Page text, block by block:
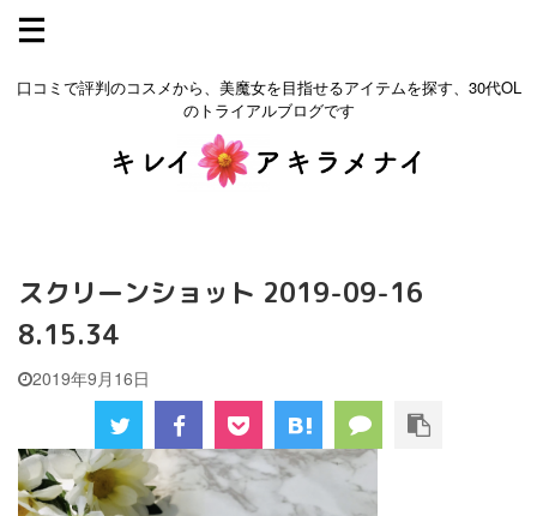
口コミで評判のコスメから、美魔女を目指せるアイテムを探す、30代OL
のトライアルブログです
スクリーンショット 2019-09-16
8.15.34
2019年9月16日